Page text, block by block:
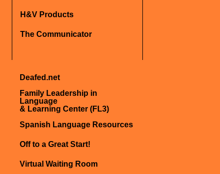
H&V Products
The Communicator
Deafed.net
Family Leadership in
Language
& Learning Center (FL3)
Spanish Language Resources
Off to a Great Start!
Virtual Waiting Room